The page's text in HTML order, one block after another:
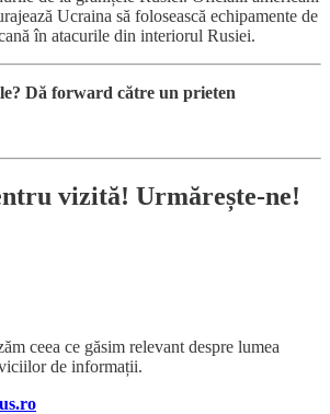
Ucraina să folosească echipamente de
în atacurile din interiorul Rusiei.
Dă forward către un prieten
vizită! Urmărește-ne!
ceea ce găsim relevant despre lumea
de informații.